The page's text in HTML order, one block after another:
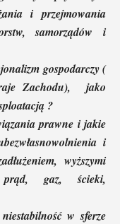
i przejmowania
samorządów i
gospodarczy (
Zachodu), jako
?
prawne i jakie
i
wyższymi
gaz, ścieki,
w sferze